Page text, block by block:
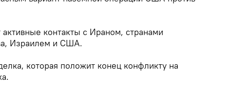
контакты с Ираном, странами
Израилем и США.
которая положит конец конфликту на